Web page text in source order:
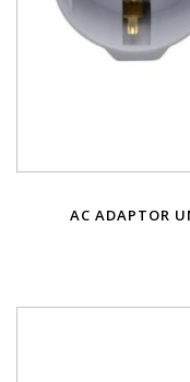
AC ADAPTOR